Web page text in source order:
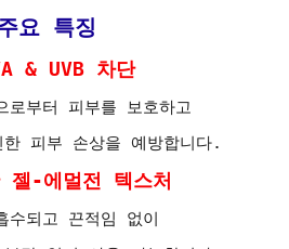
요 특징
& UVB 차단
로부터 피부를 보호하고
피부 손상을 예방합니다.
젤-에멀전 텍스처
수되고 끈적임 없이